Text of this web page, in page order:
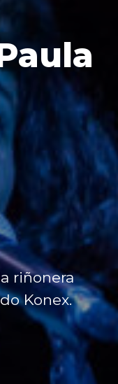
riñonera
Konex.